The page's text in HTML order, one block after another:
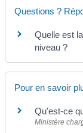
Questions ?
Quelle est
niveau ?
Pour en savoir
Qu'est-ce
Ministère